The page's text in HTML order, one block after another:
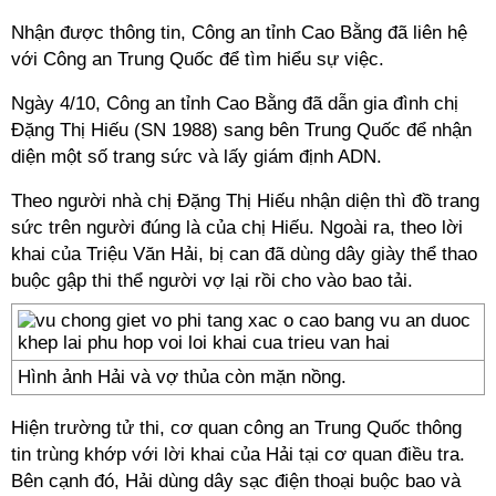
Nhận được thông tin, Công an tỉnh Cao Bằng đã liên hệ
với Công an Trung Quốc để tìm hiểu sự việc.
Ngày 4/10, Công an tỉnh Cao Bằng đã dẫn gia đình chị
Đặng Thị Hiếu (SN 1988) sang bên Trung Quốc để nhận
diện một số trang sức và lấy giám định ADN.
Theo người nhà chị Đặng Thị Hiếu nhận diện thì đồ trang
sức trên người đúng là của chị Hiếu. Ngoài ra, theo lời
khai của Triệu Văn Hải, bị can đã dùng dây giày thể thao
buộc gập thi thể người vợ lại rồi cho vào bao tải.
Hình ảnh Hải và vợ thủa còn mặn nồng.
Hiện trường tử thi, cơ quan công an Trung Quốc thông
tin trùng khớp với lời khai của Hải tại cơ quan điều tra.
Bên cạnh đó, Hải dùng dây sạc điện thoại buộc bao và